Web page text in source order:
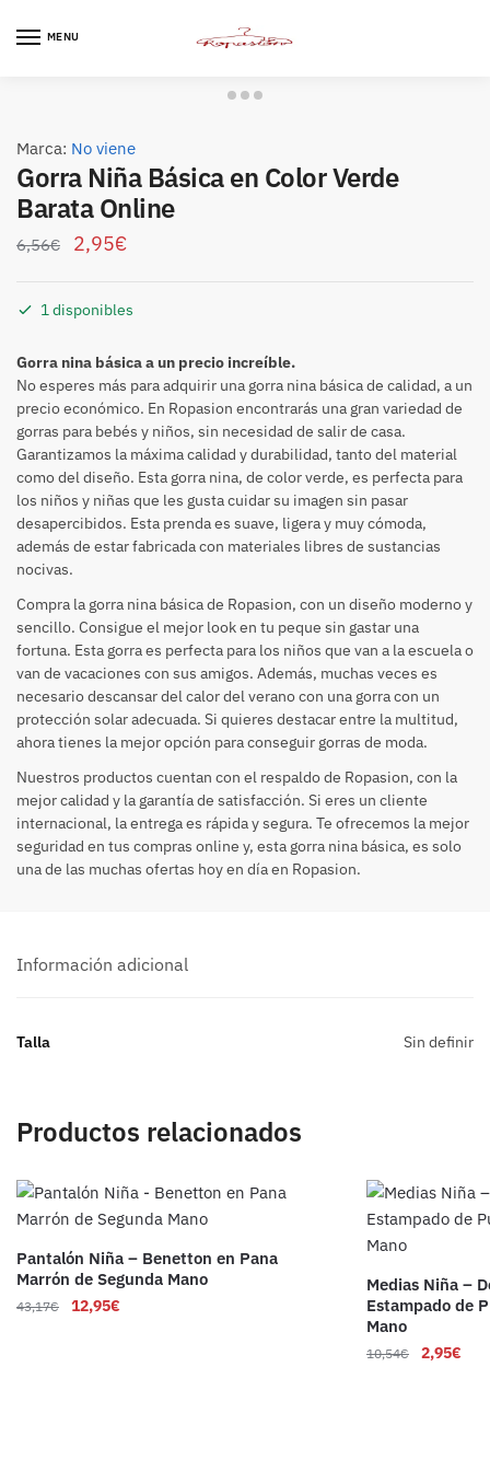
MENU
Marca: No viene
Gorra Niña Básica en Color Verde
Barata Online
6,56€ 2,95€
1 disponibles
Gorra nina básica a un precio increíble.
No esperes más para adquirir una gorra nina básica de calidad, a un
precio económico. En Ropasion encontrarás una gran variedad de
gorras para bebés y niños, sin necesidad de salir de casa.
Garantizamos la máxima calidad y durabilidad, tanto del material
como del diseño. Esta gorra nina, de color verde, es perfecta para
los niños y niñas que les gusta cuidar su imagen sin pasar
desapercibidos. Esta prenda es suave, ligera y muy cómoda,
además de estar fabricada con materiales libres de sustancias
nocivas.
Compra la gorra nina básica de Ropasion, con un diseño moderno y
sencillo. Consigue el mejor look en tu peque sin gastar una
fortuna. Esta gorra es perfecta para los niños que van a la escuela o
van de vacaciones con sus amigos. Además, muchas veces es
necesario descansar del calor del verano con una gorra con un
protección solar adecuada. Si quieres destacar entre la multitud,
ahora tienes la mejor opción para conseguir gorras de moda.
Nuestros productos cuentan con el respaldo de Ropasion, con la
mejor calidad y la garantía de satisfacción. Si eres un cliente
internacional, la entrega es rápida y segura. Te ofrecemos la mejor
seguridad en tus compras online y, esta gorra nina básica, es solo
una de las muchas ofertas hoy en día en Ropasion.
Información adicional
Talla Sin definir
Productos relacionados
Pantalón Niña – Benetton en Pana
Marrón de Segunda Mano
43,17€ 12,95€
Medias Niña –
Estampado de
Mano
10,54€ 2,95€